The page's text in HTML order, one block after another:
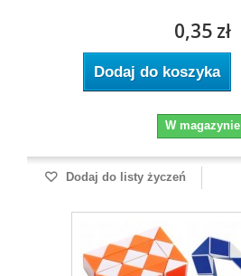
0,35 zł
Dodaj do koszyka
W magazynie
Dodaj do listy życzeń